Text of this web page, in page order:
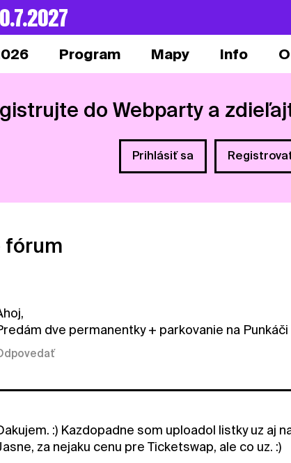
Program Mapy Info
do Webparty a
Prihlásiť sa
fórum
dve permanentky + parkovanie na
:) Kazdopadne som uploadol listky uz aj
za nejaku cenu pre Ticketswap, ale co uz. :)